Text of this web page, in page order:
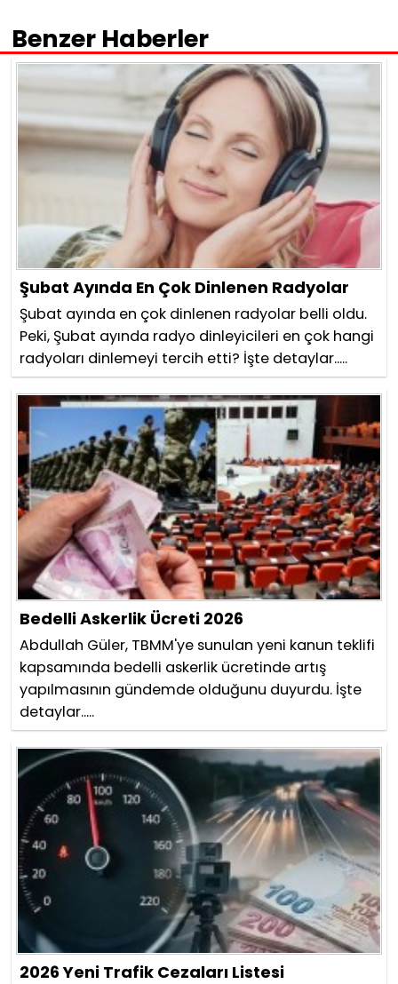
Benzer Haberler
Şubat Ayında En Çok Dinlenen Radyolar
Şubat ayında en çok dinlenen radyolar belli oldu.
Peki, Şubat ayında radyo dinleyicileri en çok hangi
radyoları dinlemeyi tercih etti? İşte detaylar.....
Bedelli Askerlik Ücreti 2026
Abdullah Güler, TBMM'ye sunulan yeni kanun teklifi
kapsamında bedelli askerlik ücretinde artış
yapılmasının gündemde olduğunu duyurdu. İşte
detaylar.....
2026 Yeni Trafik Cezaları Listesi